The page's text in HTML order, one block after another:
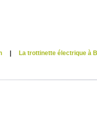
La trottinette électrique à